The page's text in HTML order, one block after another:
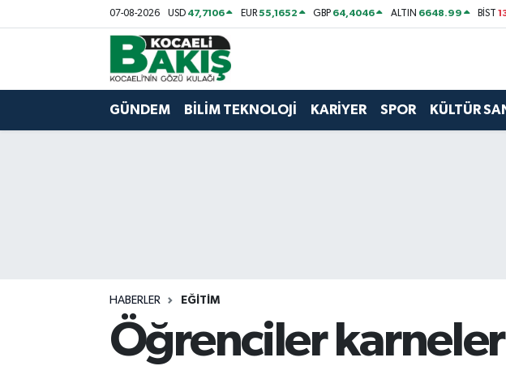
07-08-2026 USD 47,7106 EUR55,1652 GBP 64,4046 ALTIN 6648.99 BİST
GÜNDEM BİLİM TEKNOLOJİ KARİYER SPOR KÜLTÜR
HABERLER EĞİTİM
Öğrenciler
Kocaeli Nöbetçi Eczaneler
Kocaeli Hava Durumu